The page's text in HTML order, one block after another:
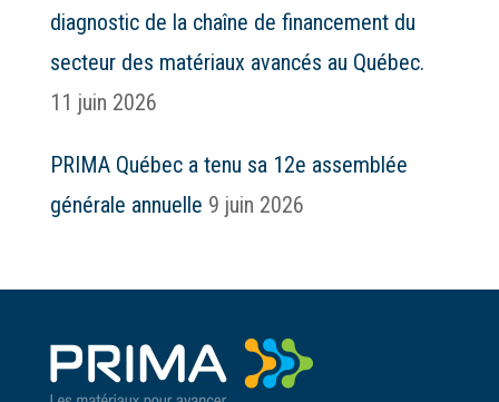
diagnostic de la chaîne de financement du
secteur des matériaux avancés au Québec.
11 juin 2026
PRIMA Québec a tenu sa 12e assemblée
générale annuelle 9 juin 2026